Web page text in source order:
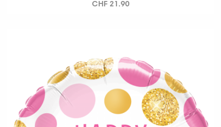
CHF 21.90